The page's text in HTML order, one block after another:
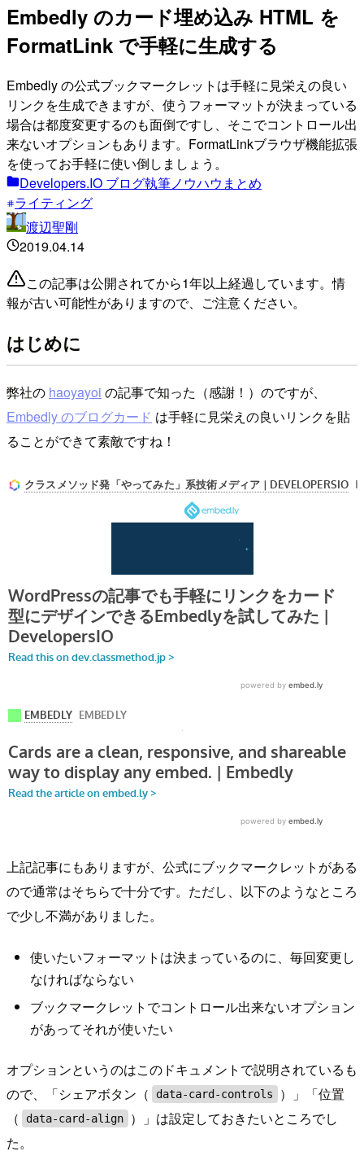
Embedly のカード埋め込み HTML を
FormatLink で手軽に生成する
Embedly の公式ブックマークレットは手軽に見栄えの良い
リンクを生成できますが、使うフォーマットが決まっている
場合は都度変更するのも面倒ですし、そこでコントロール出
来ないオプションもあります。FormatLinkブラウザ機能拡張
を使ってお手軽に使い倒しましょう。
Developers.IO ブログ執筆ノウハウまとめ
ライティング
渡辺聖剛
2019.04.14
この記事は公開されてから1年以上経過しています。情
報が古い可能性がありますので、ご注意ください。
はじめに
弊社の haoyayoi の記事で知った（感謝！）のですが、
Embedly のブログカード は手軽に見栄えの良いリンクを貼
ることができて素敵ですね！
上記記事にもありますが、公式にブックマークレットがある
ので通常はそちらで十分です。ただし、以下のようなところ
で少し不満がありました。
使いたいフォーマットは決まっているのに、毎回変更し
なければならない
ブックマークレットでコントロール出来ないオプション
があってそれが使いたい
オプションというのはこのドキュメントで説明されているも
ので、「シェアボタン（
data-card-controls
）」「位置
（
data-card-align
）」は設定しておきたいところでし
た。